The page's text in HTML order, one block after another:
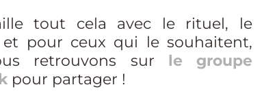
tout cela avec le rituel, le
et pour ceux qui le souhaitent,
retrouvons sur le groupe
pour partager !